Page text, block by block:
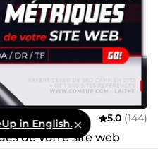
5,0 (144)
de votre site web
in English.